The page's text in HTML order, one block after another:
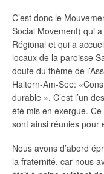
C’est donc le
Social Movement) qui
Régional et qui a
locaux de la paroisse
doute du thème de
Haltern-Am-See:
durable ». C’est l’un
été mis en exergue.
sont ainsi réunies pour
Nous avons d’abord
la fraternité, car nous